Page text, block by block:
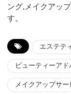
ング,メイクアッ
す。
エステテ
ビューティーアド
メイクアップサー